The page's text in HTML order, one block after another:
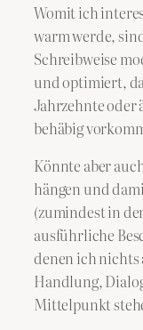
Womit ich
warm werde,
Schreibweise
und optimiert,
Jahrzehnte
behäbig
Könnte aber
hängen und
(zumindest in
ausführliche
denen ich nichts
Handlung,
Mittelpunkt